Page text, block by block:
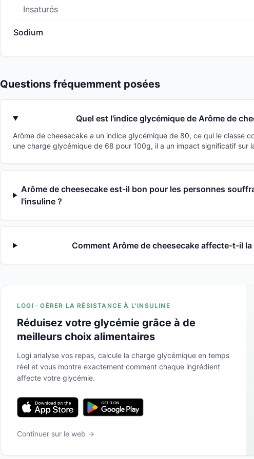
Insaturés
Sodium
Questions fréquemment posées
Quel est l'indice glycémique de Arôme de
Arôme de cheesecake a un indice glycémique de 80, ce qui le classe
une charge glycémique de 68 pour 100g, il a un impact significatif sur
Arôme de cheesecake est-il bon pour les personnes
l'insuline ?
Comment Arôme de cheesecake affecte-t-il la
LOGI · GÉRER LA RÉSISTANCE À L'INSULINE
Réduisez votre glycémie grâce à de
meilleurs choix alimentaires
Logi analyse vos repas, calcule la charge glycémique en temps
réel et vous montre exactement comment chaque ingrédient
affecte votre glycémie.
Continuer sur le web →